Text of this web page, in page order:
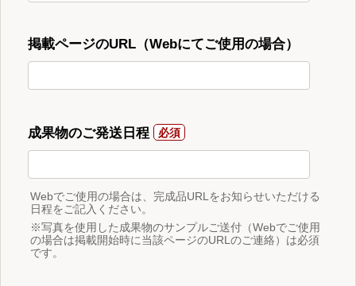
掲載ページのURL（Webにてご使用の場合）
成果物のご発送日程
Webでご使用の場合は、完成品URLをお知らせいただける
日程をご記入ください。
※写真を使用した成果物のサンプルご送付（Webでご使用
の場合は掲載開始時に当該ページのURLのご連絡）は必須
です。